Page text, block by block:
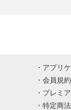
アプリ
会員規約
プレミ
特定商